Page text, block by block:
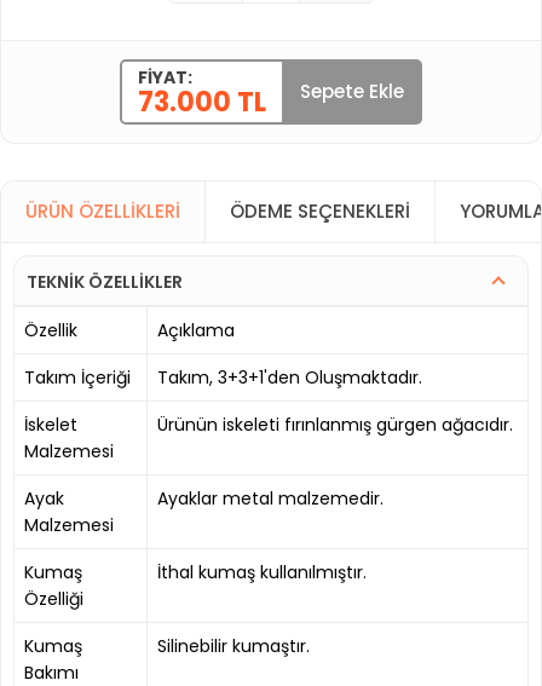
FIYAT:
73.000 TL Sepete Ekle
ÜRÜN ÖZELLIKLERI ÖDEME SEÇENEKLERI
TEKNİK ÖZELLİKLER
Özellik
Açıklama
Takım İçeriği
Takım, 3+3+1'den Oluşmaktadır.
İskelet
Malzemesi
Ürünün iskeleti fırınlanmış gürgen ağacıdır.
Ayak
Malzemesi
Ayaklar metal malzemedir.
Kumaş
Özelliği
İthal kumaş kullanılmıştır.
Kumaş
Bakımı
Silinebilir kumaştır.